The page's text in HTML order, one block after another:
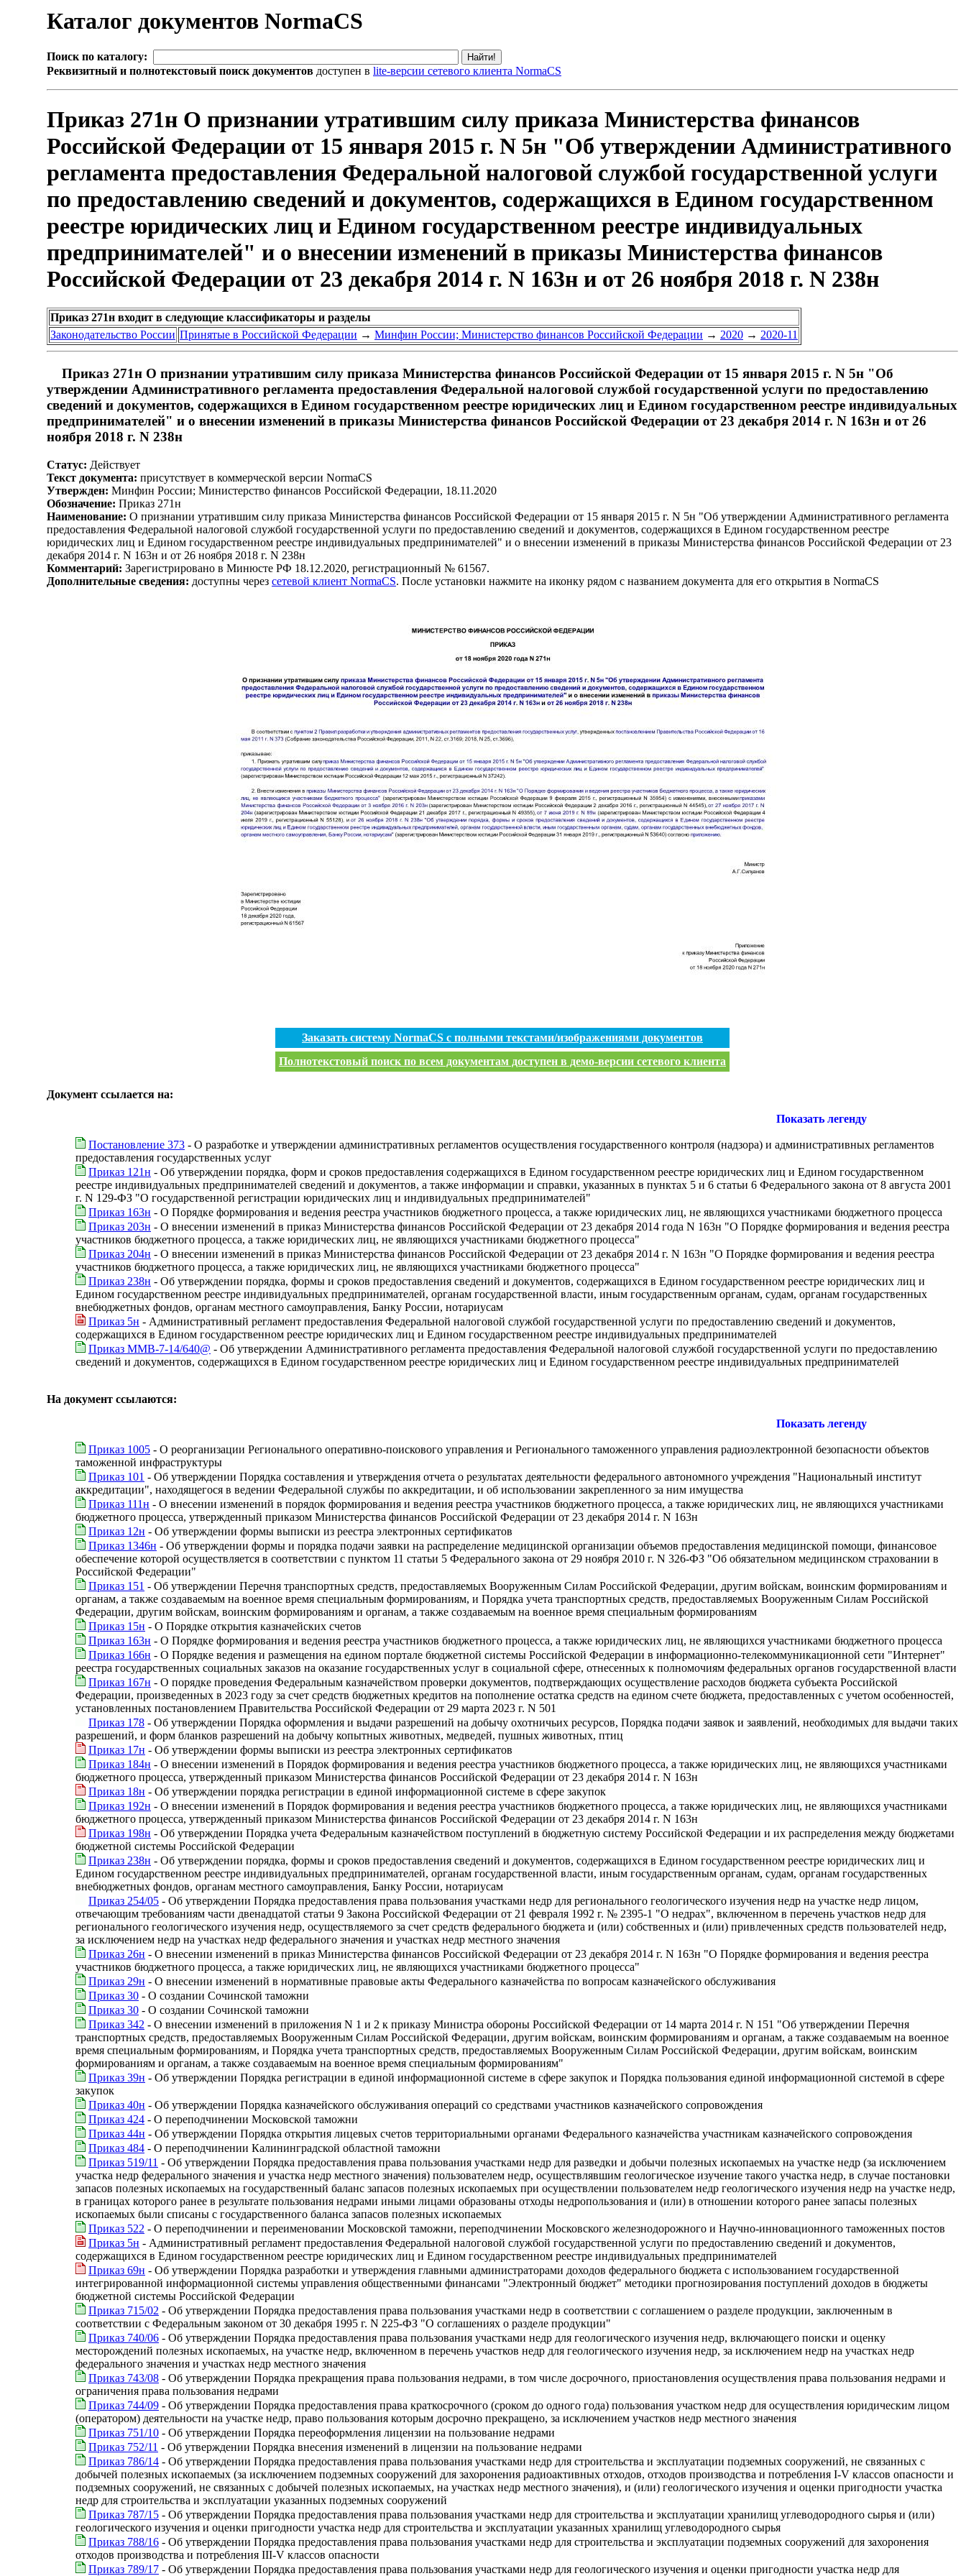
Каталог документов NormaCS
Поиск по каталогу:
Реквизитный и полнотекстовый поиск документов доступен в lite-версии сетевого клиента NormaCS
Приказ 271н О признании утратившим силу приказа Министерства финансов
Российской Федерации от 15 января 2015 г. N 5н "Об утверждении Административного
регламента предоставления Федеральной налоговой службой государственной услуги
по предоставлению сведений и документов, содержащихся в Едином государственном
реестре юридических лиц и Едином государственном реестре индивидуальных
предпринимателей" и о внесении изменений в приказы Министерства финансов
Российской Федерации от 23 декабря 2014 г. N 163н и от 26 ноября 2018 г. N 238н
Приказ 271н входит в следующие классификаторы и разделы
Законодательство России Принятые в Российской Федерации → Минфин России; Министерство финансов Российской Федерации → 2020 → 2020-11
Приказ 271н О признании утратившим силу приказа Министерства финансов Российской Федерации от 15 января 2015 г. N 5н "Об
утверждении Административного регламента предоставления Федеральной налоговой службой государственной услуги по предоставлению
сведений и документов, содержащихся в Едином государственном реестре юридических лиц и Едином государственном реестре индивидуальных
предпринимателей" и о внесении изменений в приказы Министерства финансов Российской Федерации от 23 декабря 2014 г. N 163н и от 26
ноября 2018 г. N 238н
Статус: Действует
Текст документа: присутствует в коммерческой версии NormaCS
Утвержден: Минфин России; Министерство финансов Российской Федерации, 18.11.2020
Обозначение: Приказ 271н
Наименование: О признании утратившим силу приказа Министерства финансов Российской Федерации от 15 января 2015 г. N 5н "Об утверждении Административного регламента
предоставления Федеральной налоговой службой государственной услуги по предоставлению сведений и документов, содержащихся в Едином государственном реестре
юридических лиц и Едином государственном реестре индивидуальных предпринимателей" и о внесении изменений в приказы Министерства финансов Российской Федерации от 23
декабря 2014 г. N 163н и от 26 ноября 2018 г. N 238н
Комментарий: Зарегистрировано в Минюсте РФ 18.12.2020, регистрационный № 61567.
Дополнительные сведения: доступны через сетевой клиент NormaCS. После установки нажмите на иконку рядом с названием документа для его открытия в NormaCS
Заказать систему NormaCS с полными текстами/изображениями документов
Полнотекстовый поиск по всем документам доступен в демо-версии сетевого клиента
Документ ссылается на:
Показать легенду
Постановление 373 - О разработке и утверждении административных регламентов осуществления государственного контроля (надзора) и административных регламентов
предоставления государственных услуг
Приказ 121н - Об утверждении порядка, форм и сроков предоставления содержащихся в Едином государственном реестре юридических лиц и Едином государственном
реестре индивидуальных предпринимателей сведений и документов, а также информации и справки, указанных в пунктах 5 и 6 статьи 6 Федерального закона от 8 августа 2001
г. N 129-ФЗ "О государственной регистрации юридических лиц и индивидуальных предпринимателей"
Приказ 163н - О Порядке формирования и ведения реестра участников бюджетного процесса, а также юридических лиц, не являющихся участниками бюджетного процесса
Приказ 203н - О внесении изменений в приказ Министерства финансов Российской Федерации от 23 декабря 2014 года N 163н "О Порядке формирования и ведения реестра
участников бюджетного процесса, а также юридических лиц, не являющихся участниками бюджетного процесса"
Приказ 204н - О внесении изменений в приказ Министерства финансов Российской Федерации от 23 декабря 2014 г. N 163н "О Порядке формирования и ведения реестра
участников бюджетного процесса, а также юридических лиц, не являющихся участниками бюджетного процесса"
Приказ 238н - Об утверждении порядка, формы и сроков предоставления сведений и документов, содержащихся в Едином государственном реестре юридических лиц и
Едином государственном реестре индивидуальных предпринимателей, органам государственной власти, иным государственным органам, судам, органам государственных
внебюджетных фондов, органам местного самоуправления, Банку России, нотариусам
Приказ 5н - Административный регламент предоставления Федеральной налоговой службой государственной услуги по предоставлению сведений и документов,
содержащихся в Едином государственном реестре юридических лиц и Едином государственном реестре индивидуальных предпринимателей
Приказ ММВ-7-14/640@ - Об утверждении Административного регламента предоставления Федеральной налоговой службой государственной услуги по предоставлению
сведений и документов, содержащихся в Едином государственном реестре юридических лиц и Едином государственном реестре индивидуальных предпринимателей
На документ ссылаются:
Показать легенду
Приказ 1005 - О реорганизации Регионального оперативно-поискового управления и Регионального таможенного управления радиоэлектронной безопасности объектов
таможенной инфраструктуры
Приказ 101 - Об утверждении Порядка составления и утверждения отчета о результатах деятельности федерального автономного учреждения "Национальный институт
аккредитации", находящегося в ведении Федеральной службы по аккредитации, и об использовании закрепленного за ним имущества
Приказ 111н - О внесении изменений в порядок формирования и ведения реестра участников бюджетного процесса, а также юридических лиц, не являющихся участниками
бюджетного процесса, утвержденный приказом Министерства финансов Российской Федерации от 23 декабря 2014 г. N 163н
Приказ 12н - Об утверждении формы выписки из реестра электронных сертификатов
Приказ 1346н - Об утверждении формы и порядка подачи заявки на распределение медицинской организации объемов предоставления медицинской помощи, финансовое
обеспечение которой осуществляется в соответствии с пунктом 11 статьи 5 Федерального закона от 29 ноября 2010 г. N 326-ФЗ "Об обязательном медицинском страховании в
Российской Федерации"
Приказ 151 - Об утверждении Перечня транспортных средств, предоставляемых Вооруженным Силам Российской Федерации, другим войскам, воинским формированиям и
органам, а также создаваемым на военное время специальным формированиям, и Порядка учета транспортных средств, предоставляемых Вооруженным Силам Российской
Федерации, другим войскам, воинским формированиям и органам, а также создаваемым на военное время специальным формированиям
Приказ 15н - О Порядке открытия казначейских счетов
Приказ 163н - О Порядке формирования и ведения реестра участников бюджетного процесса, а также юридических лиц, не являющихся участниками бюджетного процесса
Приказ 166н - О Порядке ведения и размещения на едином портале бюджетной системы Российской Федерации в информационно-телекоммуникационной сети "Интернет"
реестра государственных социальных заказов на оказание государственных услуг в социальной сфере, отнесенных к полномочиям федеральных органов государственной власти
Приказ 167н - О порядке проведения Федеральным казначейством проверки документов, подтверждающих осуществление расходов бюджета субъекта Российской
Федерации, произведенных в 2023 году за счет средств бюджетных кредитов на пополнение остатка средств на едином счете бюджета, предоставленных с учетом особенностей,
установленных постановлением Правительства Российской Федерации от 29 марта 2023 г. N 501
Приказ 178 - Об утверждении Порядка оформления и выдачи разрешений на добычу охотничьих ресурсов, Порядка подачи заявок и заявлений, необходимых для выдачи таких
разрешений, и форм бланков разрешений на добычу копытных животных, медведей, пушных животных, птиц
Приказ 17н - Об утверждении формы выписки из реестра электронных сертификатов
Приказ 184н - О внесении изменений в Порядок формирования и ведения реестра участников бюджетного процесса, а также юридических лиц, не являющихся участниками
бюджетного процесса, утвержденный приказом Министерства финансов Российской Федерации от 23 декабря 2014 г. N 163н
Приказ 18н - Об утверждении порядка регистрации в единой информационной системе в сфере закупок
Приказ 192н - О внесении изменений в Порядок формирования и ведения реестра участников бюджетного процесса, а также юридических лиц, не являющихся участниками
бюджетного процесса, утвержденный приказом Министерства финансов Российской Федерации от 23 декабря 2014 г. N 163н
Приказ 198н - Об утверждении Порядка учета Федеральным казначейством поступлений в бюджетную систему Российской Федерации и их распределения между бюджетами
бюджетной системы Российской Федерации
Приказ 238н - Об утверждении порядка, формы и сроков предоставления сведений и документов, содержащихся в Едином государственном реестре юридических лиц и
Едином государственном реестре индивидуальных предпринимателей, органам государственной власти, иным государственным органам, судам, органам государственных
внебюджетных фондов, органам местного самоуправления, Банку России, нотариусам
Приказ 254/05 - Об утверждении Порядка предоставления права пользования участками недр для регионального геологического изучения недр на участке недр лицом,
отвечающим требованиям части двенадцатой статьи 9 Закона Российской Федерации от 21 февраля 1992 г. № 2395-1 "О недрах", включенном в перечень участков недр для
регионального геологического изучения недр, осуществляемого за счет средств федерального бюджета и (или) собственных и (или) привлеченных средств пользователей недр,
за исключением недр на участках недр федерального значения и участках недр местного значения
Приказ 26н - О внесении изменений в приказ Министерства финансов Российской Федерации от 23 декабря 2014 г. N 163н "О Порядке формирования и ведения реестра
участников бюджетного процесса, а также юридических лиц, не являющихся участниками бюджетного процесса"
Приказ 29н - О внесении изменений в нормативные правовые акты Федерального казначейства по вопросам казначейского обслуживания
Приказ 30 - О создании Сочинской таможни
Приказ 30 - О создании Сочинской таможни
Приказ 342 - О внесении изменений в приложения N 1 и 2 к приказу Министра обороны Российской Федерации от 14 марта 2014 г. N 151 "Об утверждении Перечня
транспортных средств, предоставляемых Вооруженным Силам Российской Федерации, другим войскам, воинским формированиям и органам, а также создаваемым на военное
время специальным формированиям, и Порядка учета транспортных средств, предоставляемых Вооруженным Силам Российской Федерации, другим войскам, воинским
формированиям и органам, а также создаваемым на военное время специальным формированиям"
Приказ 39н - Об утверждении Порядка регистрации в единой информационной системе в сфере закупок и Порядка пользования единой информационной системой в сфере
закупок
Приказ 40н - Об утверждении Порядка казначейского обслуживания операций со средствами участников казначейского сопровождения
Приказ 424 - О переподчинении Московской таможни
Приказ 44н - Об утверждении Порядка открытия лицевых счетов территориальными органами Федерального казначейства участникам казначейского сопровождения
Приказ 484 - О переподчинении Калининградской областной таможни
Приказ 519/11 - Об утверждении Порядка предоставления права пользования участками недр для разведки и добычи полезных ископаемых на участке недр (за исключением
участка недр федерального значения и участка недр местного значения) пользователем недр, осуществлявшим геологическое изучение такого участка недр, в случае постановки
запасов полезных ископаемых на государственный баланс запасов полезных ископаемых при осуществлении пользователем недр геологического изучения недр на участке недр,
в границах которого ранее в результате пользования недрами иными лицами образованы отходы недропользования и (или) в отношении которого ранее запасы полезных
ископаемых были списаны с государственного баланса запасов полезных ископаемых
Приказ 522 - О переподчинении и переименовании Московской таможни, переподчинении Московского железнодорожного и Научно-инновационного таможенных постов
Приказ 5н - Административный регламент предоставления Федеральной налоговой службой государственной услуги по предоставлению сведений и документов,
содержащихся в Едином государственном реестре юридических лиц и Едином государственном реестре индивидуальных предпринимателей
Приказ 69н - Об утверждении Порядка разработки и утверждения главными администраторами доходов федерального бюджета с использованием государственной
интегрированной информационной системы управления общественными финансами "Электронный бюджет" методики прогнозирования поступлений доходов в бюджеты
бюджетной системы Российской Федерации
Приказ 715/02 - Об утверждении Порядка предоставления права пользования участками недр в соответствии с соглашением о разделе продукции, заключенным в
соответствии с Федеральным законом от 30 декабря 1995 г. N 225-ФЗ "О соглашениях о разделе продукции"
Приказ 740/06 - Об утверждении Порядка предоставления права пользования участками недр для геологического изучения недр, включающего поиски и оценку
месторождений полезных ископаемых, на участке недр, включенном в перечень участков недр для геологического изучения недр, за исключением недр на участках недр
федерального значения и участках недр местного значения
Приказ 743/08 - Об утверждении Порядка прекращения права пользования недрами, в том числе досрочного, приостановления осуществления права пользования недрами и
ограничения права пользования недрами
Приказ 744/09 - Об утверждении Порядка предоставления права краткосрочного (сроком до одного года) пользования участком недр для осуществления юридическим лицом
(оператором) деятельности на участке недр, право пользования которым досрочно прекращено, за исключением участков недр местного значения
Приказ 751/10 - Об утверждении Порядка переоформления лицензии на пользование недрами
Приказ 752/11 - Об утверждении Порядка внесения изменений в лицензии на пользование недрами
Приказ 786/14 - Об утверждении Порядка предоставления права пользования участками недр для строительства и эксплуатации подземных сооружений, не связанных с
добычей полезных ископаемых (за исключением подземных сооружений для захоронения радиоактивных отходов, отходов производства и потребления I-V классов опасности и
подземных сооружений, не связанных с добычей полезных ископаемых, на участках недр местного значения), и (или) геологического изучения и оценки пригодности участка
недр для строительства и эксплуатации указанных подземных сооружений
Приказ 787/15 - Об утверждении Порядка предоставления права пользования участками недр для строительства и эксплуатации хранилищ углеводородного сырья и (или)
геологического изучения и оценки пригодности участка недр для строительства и эксплуатации указанных хранилищ углеводородного сырья
Приказ 788/16 - Об утверждении Порядка предоставления права пользования участками недр для строительства и эксплуатации подземных сооружений для захоронения
отходов производства и потребления III-V классов опасности
Приказ 789/17 - Об утверждении Порядка предоставления права пользования участками недр для геологического изучения и оценки пригодности участка недр для